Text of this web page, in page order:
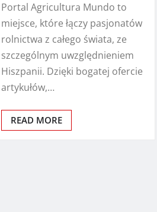
Portal Agricultura Mundo to
miejsce, które łączy pasjonatów
rolnictwa z całego świata, ze
szczególnym uwzględnieniem
Hiszpanii. Dzięki bogatej ofercie
artykułów,…
READ MORE